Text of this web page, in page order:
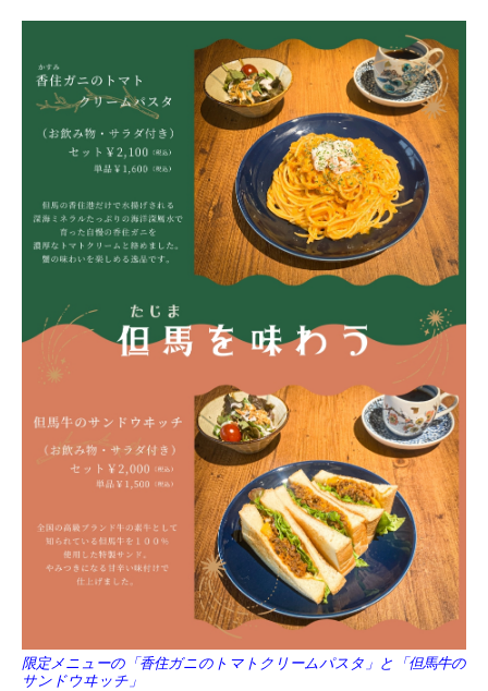
限定メニューの「香住ガニのトマトクリームパスタ」と「但馬牛の
サンドウヰッチ」